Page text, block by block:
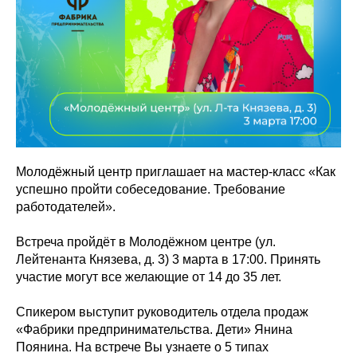
Молодёжный центр приглашает на мастер-класс «Как
успешно пройти собеседование. Требование
работодателей».
Встреча пройдёт в Молодёжном центре (ул.
Лейтенанта Князева, д. 3) 3 марта в 17:00. Принять
участие могут все желающие от 14 до 35 лет.
Спикером выступит руководитель отдела продаж
«Фабрики предпринимательства. Дети» Янина
Поянина. На встрече Вы узнаете о 5 типах